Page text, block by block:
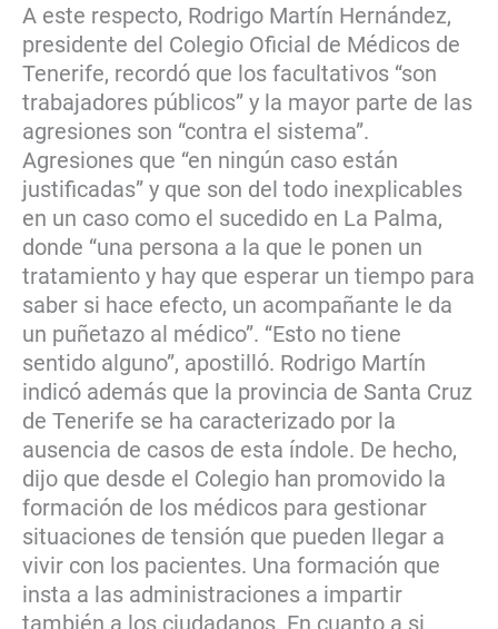
A este respecto, Rodrigo Martín Hernández,
presidente del Colegio Oficial de Médicos de
Tenerife, recordó que los facultativos “son
trabajadores públicos” y la mayor parte de las
agresiones son “contra el sistema”.
Agresiones que “en ningún caso están
justificadas” y que son del todo inexplicables
en un caso como el sucedido en La Palma,
donde “una persona a la que le ponen un
tratamiento y hay que esperar un tiempo para
saber si hace efecto, un acompañante le da
un puñetazo al médico”. “Esto no tiene
sentido alguno”, apostilló. Rodrigo Martín
indicó además que la provincia de Santa Cruz
de Tenerife se ha caracterizado por la
ausencia de casos de esta índole. De hecho,
dijo que desde el Colegio han promovido la
formación de los médicos para gestionar
situaciones de tensión que pueden llegar a
vivir con los pacientes. Una formación que
insta a las administraciones a impartir
también a los ciudadanos. En cuanto a si